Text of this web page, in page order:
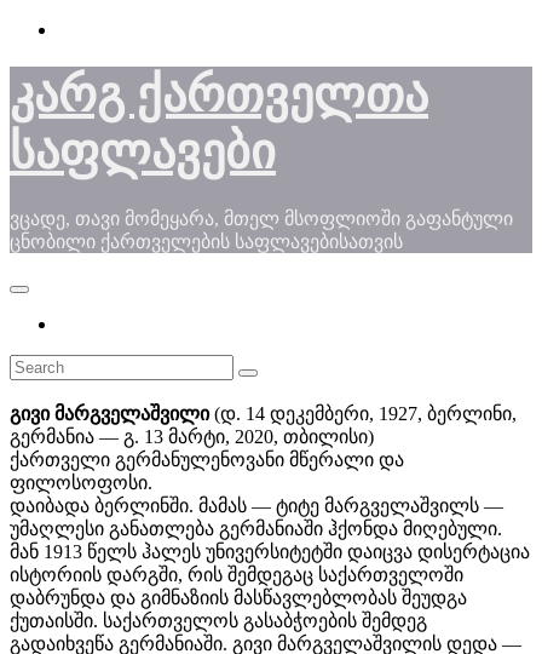
Skip
content
კარგ ქართველთა
საფლავები
ვცადე, თავი მომეყარა, მთელ მსოფლიოში გაფანტული
ცნობილი ქართველების საფლავებისათვის
გივი მარგველაშვილი(დ. 14 დეკემბერი, 1927, ბერლინი,
გერმანია — გ. 13 მარტი, 2020, თბილისი)
ქართველი გერმანულენოვანი მწერალი და
ფილოსოფოსი.
დაიბადა ბერლინში. მამას — ტიტე მარგველაშვილს —
უმაღლესი განათლება გერმანიაში ჰქონდა მიღებული.
მან 1913 წელს ჰალეს უნივერსიტეტში დაიცვა დისერტაცია
ისტორიის დარგში, რის შემდეგაც საქართველოში
დაბრუნდა და გიმნაზიის მასწავლებლობას შეუდგა
ქუთაისში. საქართველოს გასაბჭოების შემდეგ
გადაიხვეწა გერმანიაში. გივი მარგველაშვილის დედა —